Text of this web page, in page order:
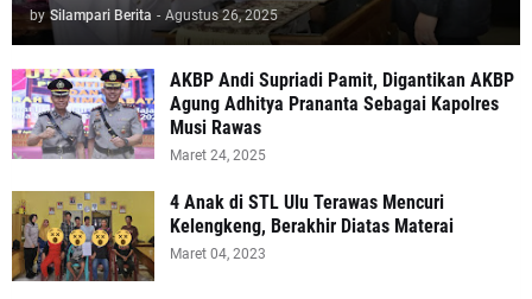
by Silampari Berita - Agustus 26, 2025
AKBP Andi Supriadi Pamit, Digantikan AKBP
Agung Adhitya Prananta Sebagai Kapolres
Musi Rawas
Maret 24, 2025
4 Anak di STL Ulu Terawas Mencuri
Kelengkeng, Berakhir Diatas Materai
Maret 04, 2023